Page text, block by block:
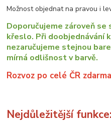
Možnost objednat na pravou i
Doporučujeme zároveň
křeslo. Při doobjednávání
nezaručujeme stejnou
mírná odlišnost v barvě.
Rozvoz po celé ČR
Nejdůležitější funkce: